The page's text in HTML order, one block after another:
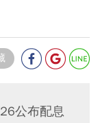
公布配息